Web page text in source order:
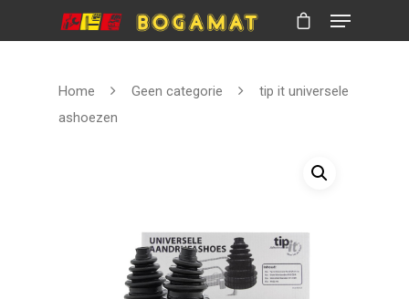
Hit enter to search or ESC to close
Home Geen categorie
tip it universele
ashoezen